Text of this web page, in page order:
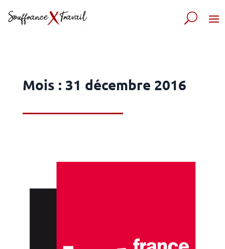
Mois : 31 décembre 2016